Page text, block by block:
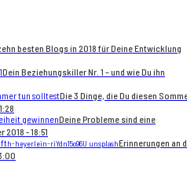
besten Blogs in 2018 für Deine Entwicklung
Dein Beziehungskiller Nr. 1 – und wie Du ihn
Die 3 Dinge, die Du diesen
Deine Probleme sind eine
2018 - 18:51
h-heyerlein-riYdn15o96U unsplashErinnerungen an